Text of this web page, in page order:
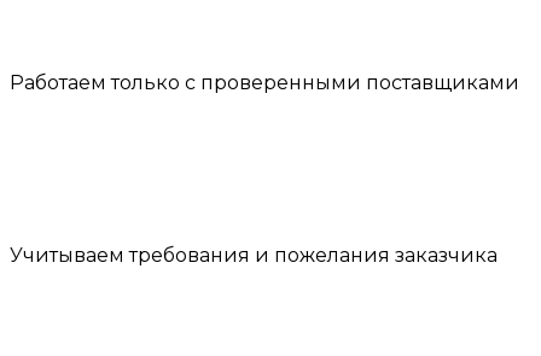
Работаем только с проверенными поставщиками
Учитываем требования и пожелания заказчика